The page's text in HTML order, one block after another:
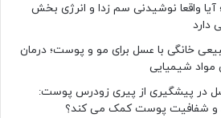
واقعا نوشیدنی سم زدا و انرژی بخش
دارد
طبیعی خانگی با عسل برای مو و پوست؛ درمان
شیمیایی
در پیشگیری از پیری زودرس پوست:
و شفافیت پوست کمک می کند؟